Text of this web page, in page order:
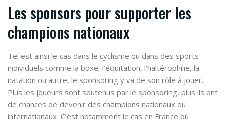
Les sponsors pour supporter les
champions nationaux
Tel est ainsi le cas dans le cyclisme ou dans des sports
individuels comme la boxe, l’équitation, l’haltérophilie, la
natation ou autre, le sponsoring y va de son rôle à jouer.
Plus les joueurs sont soutenus par le sponsoring, plus ils ont
de chances de devenir des champions nationaux ou
internationaux. C’est notamment le cas en France où